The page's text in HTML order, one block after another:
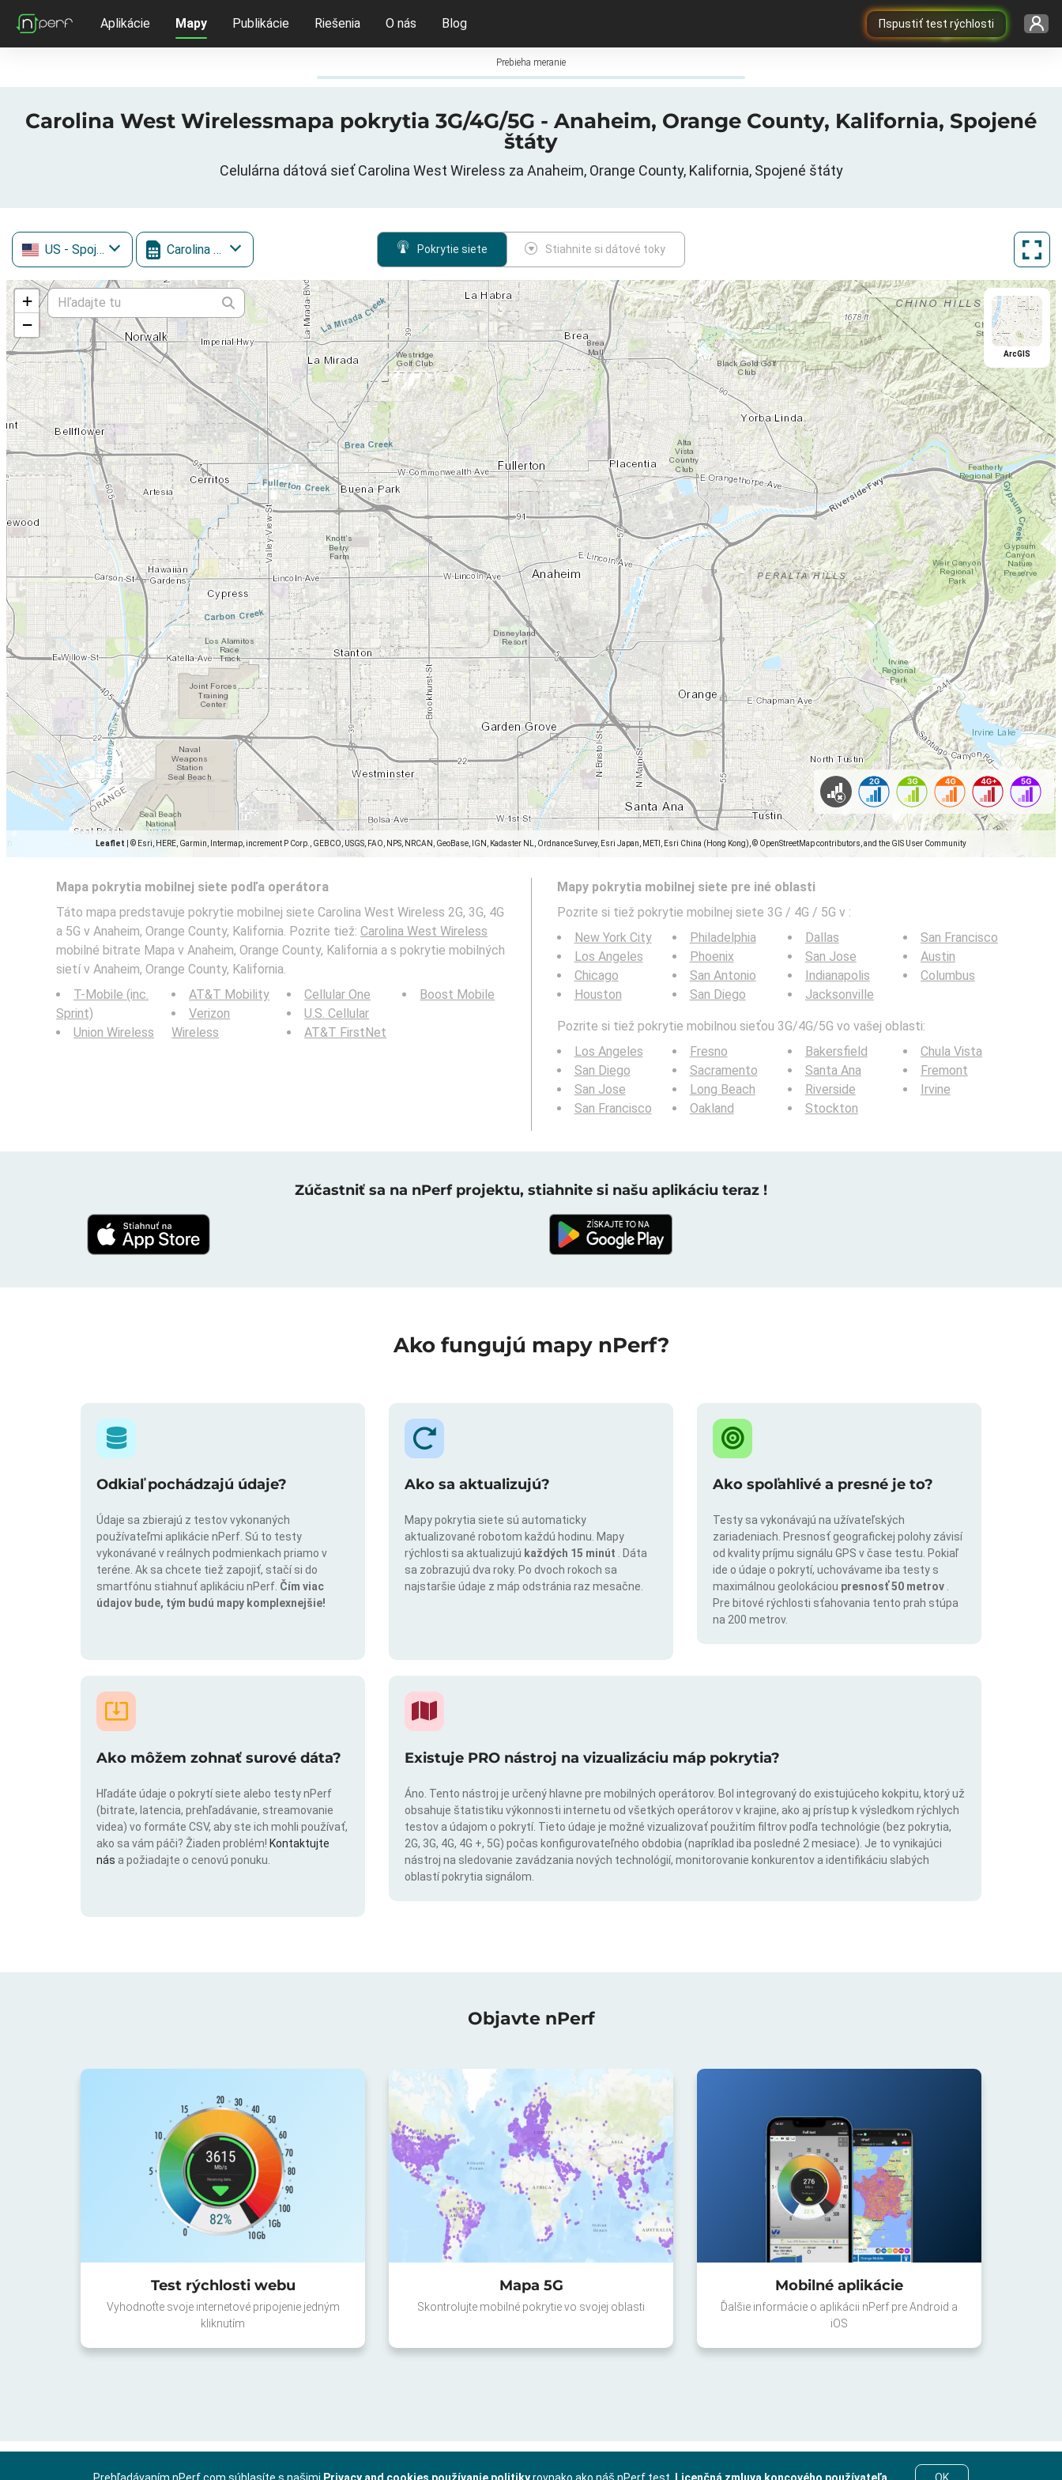
Пspustiť test rýchlosti
Aplikácie Mapy Publikácie Riešenia O nás Blog
Prebieha meranie
Carolina West Wirelessmapa pokrytia 3G/4G/5G - Anaheim, Orange County, Kalifornia, Spojené
štáty
Celulárna dátová sieť Carolina West Wireless za Anaheim, Orange County, Kalifornia, Spojené štáty
US - Spojené štáty Carolina West Wireless Pokrytie siete Stiahnite si dátové toky
+
−
Leaflet © Esri, HERE, Garmin, Intermap, increment P Corp., GEBCO, USGS, FAO, NPS, NRCAN, GeoBase, IGN, Kadaster NL, Ordnance Survey, Esri Japan, METI, Esri China (Hong Kong), © OpenStreetMap contributors, and the GIS User Community
ArcGIS
Mapa pokrytia mobilnej siete podľa operátora
Táto mapa predstavuje pokrytie mobilnej siete Carolina West Wireless 2G, 3G, 4G
a 5G v Anaheim, Orange County, Kalifornia. Pozrite tiež: Carolina West Wireless
mobilné bitrate Mapa v Anaheim, Orange County, Kalifornia a s pokrytie mobilných
sietí v Anaheim, Orange County, Kalifornia.
T-Mobile (inc.
Sprint)
Union Wireless
AT&T Mobility
Verizon
Wireless
Cellular One
U.S. Cellular
AT&T FirstNet
Boost Mobile
Mapy pokrytia mobilnej siete pre iné oblasti
Pozrite si tiež pokrytie mobilnej siete 3G / 4G / 5G v :
New York City
Los Angeles
Chicago
Houston
Philadelphia
Phoenix
San Antonio
San Diego
Dallas
San Jose
Indianapolis
Jacksonville
San Francisco
Austin
Columbus
Pozrite si tiež pokrytie mobilnou sieťou 3G/4G/5G vo vašej oblasti:
Los Angeles
San Diego
San Jose
San Francisco
Fresno
Sacramento
Long Beach
Oakland
Bakersfield
Santa Ana
Riverside
Stockton
Chula Vista
Fremont
Irvine
Zúčastniť sa na nPerf projektu, stiahnite si našu aplikáciu teraz !
Ako fungujú mapy nPerf?
Odkiaľ pochádzajú údaje?
Údaje sa zbierajú z testov vykonaných
používateľmi aplikácie nPerf. Sú to testy
vykonávané v reálnych podmienkach priamo v
teréne. Ak sa chcete tiež zapojiť, stačí si do
smartfónu stiahnuť aplikáciu nPerf. Čím viac
údajov bude, tým budú mapy komplexnejšie!
Ako sa aktualizujú?
Mapy pokrytia siete sú automaticky
aktualizované robotom každú hodinu. Mapy
rýchlosti sa aktualizujú každých 15 minút
. Dáta
sa zobrazujú dva roky. Po dvoch rokoch sa
najstaršie údaje z máp odstránia raz mesačne.
Ako spoľahlivé a presné je to?
Testy sa vykonávajú na užívateľských
zariadeniach. Presnosť geografickej polohy závisí
od kvality príjmu signálu GPS v čase testu. Pokiaľ
ide o údaje o pokrytí, uchovávame iba testy s
maximálnou geolokáciou presnosť 50 metrov
Pre bitové rýchlosti sťahovania tento prah stúpa
na 200 metrov.
Ako môžem zohnať surové dáta?
Hľadáte údaje o pokrytí siete alebo testy nPerf
(bitrate, latencia, prehľadávanie, streamovanie
videa) vo formáte CSV, aby ste ich mohli používať,
ako sa vám páči? Žiaden problém! Kontaktujte
nás a požiadajte o cenovú ponuku.
Existuje PRO nástroj na vizualizáciu máp pokrytia?
Áno. Tento nástroj je určený hlavne pre mobilných operátorov. Bol integrovaný do existujúceho kokpitu, ktorý už
obsahuje štatistiku výkonnosti internetu od všetkých operátorov v krajine, ako aj prístup k výsledkom rýchlych
testov a údajom o pokrytí. Tieto údaje je možné vizualizovať použitím filtrov podľa technológie (bez pokrytia,
2G, 3G, 4G, 4G +, 5G) počas konfigurovateľného obdobia (napríklad iba posledné 2 mesiace). Je to vynikajúci
nástroj na sledovanie zavádzania nových technológií, monitorovanie konkurentov a identifikáciu slabých
oblastí pokrytia signálom.
Objavte nPerf
Test rýchlosti webu
Vyhodnoťte svoje internetové pripojenie jedným
kliknutím
Mapa 5G
Skontrolujte mobilné pokrytie vo svojej oblasti
Mobilné aplikácie
Ďalšie informácie o aplikácii nPerf pre Android a
iOS